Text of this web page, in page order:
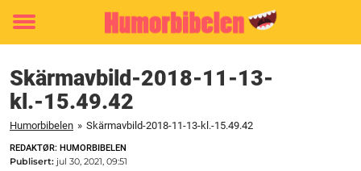
Toggle
Skärmavbild-2018-11-13-
kl.-15.49.42
Humorbibelen » Skärmavbild-2018-11-13-kl.-15.49.42
REDAKTØR: HUMORBIBELEN
Publisert: jul 30, 2021, 09:51